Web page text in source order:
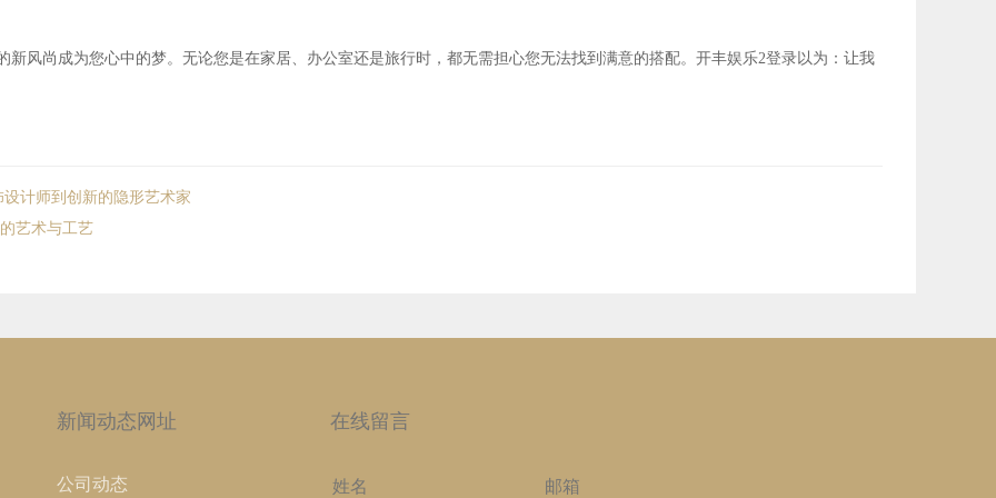
尚成为您心中的梦。无论您是在家居、办公室还是旅行时，都无需担心您无法找到满意的搭配。开丰娱乐2登录以为：让我
计师到创新的隐形艺术家
艺术与工艺
新闻动态网址
公司动态
在线留言
姓名 邮箱